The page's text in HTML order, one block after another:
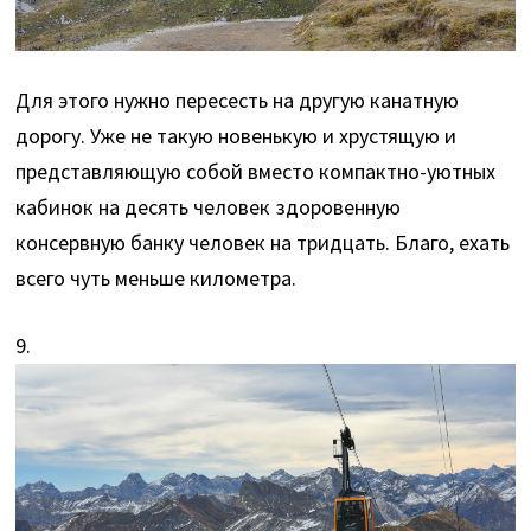
Для этого нужно пересесть на другую канатную
дорогу. Уже не такую новенькую и хрустящую и
представляющую собой вместо компактно-уютных
кабинок на десять человек здоровенную
консервную банку человек на тридцать. Благо, ехать
всего чуть меньше километра.
9.